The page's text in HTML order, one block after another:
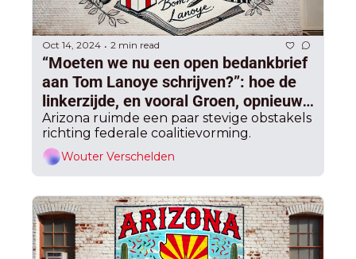
Oct 14, 2024 • 2 min read
“Moeten we nu een open bedankbrief
aan Tom Lanoye schrijven?”: hoe de
linkerzijde, en vooral Groen, opnieuw
De Wever de sjerp cadeau deed
Arizona ruimde een paar stevige obstakels
richting federale coalitievorming.
Wouter Verschelden